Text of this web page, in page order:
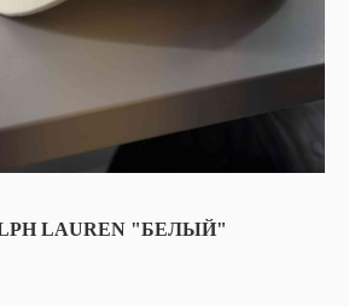
LAUREN "БЕЛЫЙ"